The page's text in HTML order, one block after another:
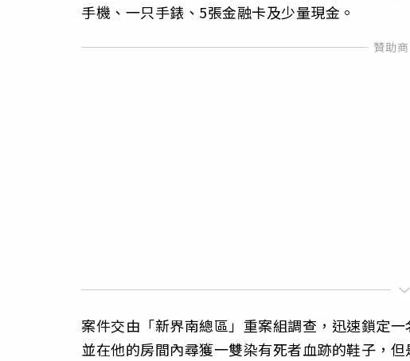
手機、一只手錶、5張金融卡及少量現金。
案件交由「新界南總區」重案組調查，迅速鎖定
並在他的房間內尋獲一雙染有死者血跡的鞋子，